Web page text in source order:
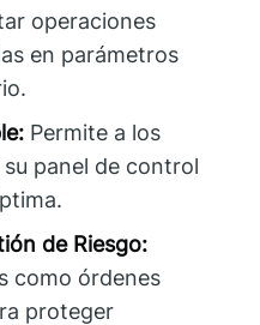
operaciones
en parámetros
Permite a los
panel de control
de Riesgo:
como órdenes
proteger